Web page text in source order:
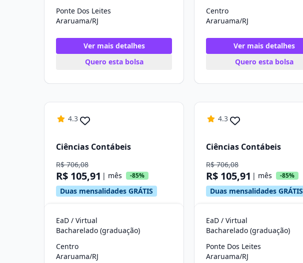
Ponte Dos Leites
Araruama/RJ
Ver mais detalhes
Quero esta bolsa
Centro
Araruama/RJ
Ver mais detalhes
Quero esta bolsa
4.3
Ciências Contábeis
R$ 706,08
R$ 105,91 | mês -85%
Duas mensalidades GRÁTIS
EaD / Virtual
Bacharelado (graduação)
Centro
Araruama/RJ
4.3
Ciências Contábeis
R$ 706,08
R$ 105,91 | mês -85%
Duas mensalidades GRÁTIS
EaD / Virtual
Bacharelado (graduação)
Ponte Dos Leites
Araruama/RJ